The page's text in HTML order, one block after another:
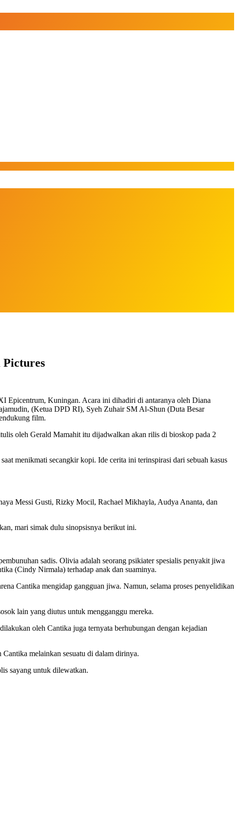
Epicentrum, Kuningan. Acara ini dihadiri di antaranya oleh Diana
(Ketua DPD RI), Syeh Zuhair SM Al-Shun (Duta Besar
film.
oleh Gerald Mamahit itu dijadwalkan akan rilis di bioskop pada 2
menikmati secangkir kopi. Ide cerita ini terinspirasi dari sebuah kasus
Messi Gusti, Rizky Mocil, Rachael Mikhayla, Audya Ananta, dan
mari simak dulu sinopsisnya berikut ini.
sadis. Olivia adalah seorang psikiater spesialis penyakit jiwa
(Cindy Nirmala) terhadap anak dan suaminya.
Cantika mengidap gangguan jiwa. Namun, selama proses penyelidikan
lain yang diutus untuk mengganggu mereka.
oleh Cantika juga ternyata berhubungan dengan kejadian
melainkan sesuatu di dalam dirinya.
sayang untuk dilewatkan.